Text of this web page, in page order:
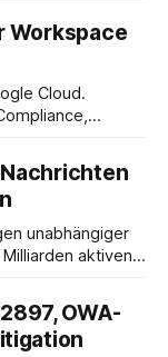
zweiten
das Azure-
Workspace
Cloud.
Nachrichten
unabhängiger
aktiven
Kontext
als COPE-
OWA-